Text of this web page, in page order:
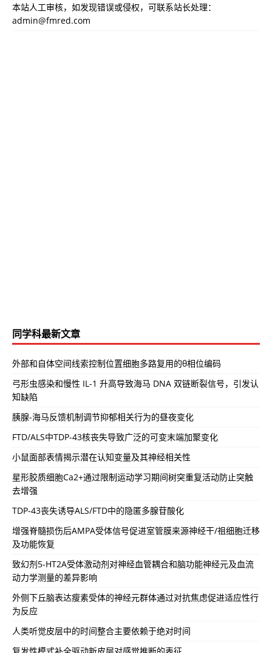
本站人工审核，如发现错误或侵权，可联系站长处理：
admin@fmred.com
同学科最新文章
外部和自体空间线索控制位置细胞多路复用的θ相位编码
弓形虫感染和慢性 IL-1 升高导致海马 DNA 双链断裂信号，引发认
知缺陷
胰腺-海马反馈机制调节抑郁相关行为的昼夜变化
FTD/ALS中TDP-43核丧失导致广泛的可变末端加聚变化
小鼠面部表情揭示潜在认知变量及其神经相关性
星形胶质细胞Ca2+通过限制运动学习期间树突重复活动防止突触
去增强
TDP-43丧失诱导ALS/FTD中的隐匿多腺苷酸化
增强脊髓损伤后AMPA受体信号促进室管膜来源神经干/祖细胞迁移
及功能恢复
致幻剂5-HT2A受体激动剂对神经血管耦合和脑功能神经元及血流
动力学测量的差异影响
外侧下丘脑表达瘦素受体的神经元群体通过对抗焦虑促进适应性行
为反应
人类听觉皮层中的时间整合主要依赖于绝对时间
复发性模式补全驱动新皮层对感觉推断的表征